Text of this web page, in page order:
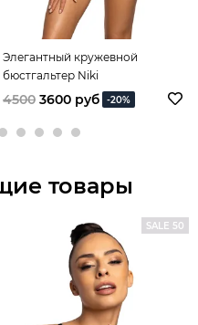
Элегантный кружевной
бюстгальтер Niki
4500 3600 руб -20%
товары
SALE 50